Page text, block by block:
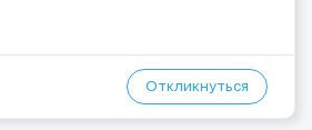
Откликнуться